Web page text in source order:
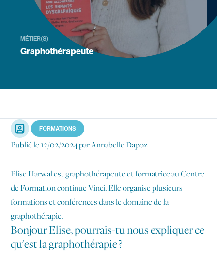
Navigation secondaire
V Mag
Agenda
Mes outils
Contact
MÉTIER(S)
Graphothérapeute
Portrait FORMATIONS
Publié le 12/02/2024par Annabelle Dapoz
Elise Harwal est graphothérapeute et formatrice au Centre
de Formation continue Vinci. Elle organise plusieurs
formations et conférences dans le domaine de la
graphothérapie.
Bonjour Elise, pourrais-tu nous expliquer ce
qu'est la graphothérapie ?